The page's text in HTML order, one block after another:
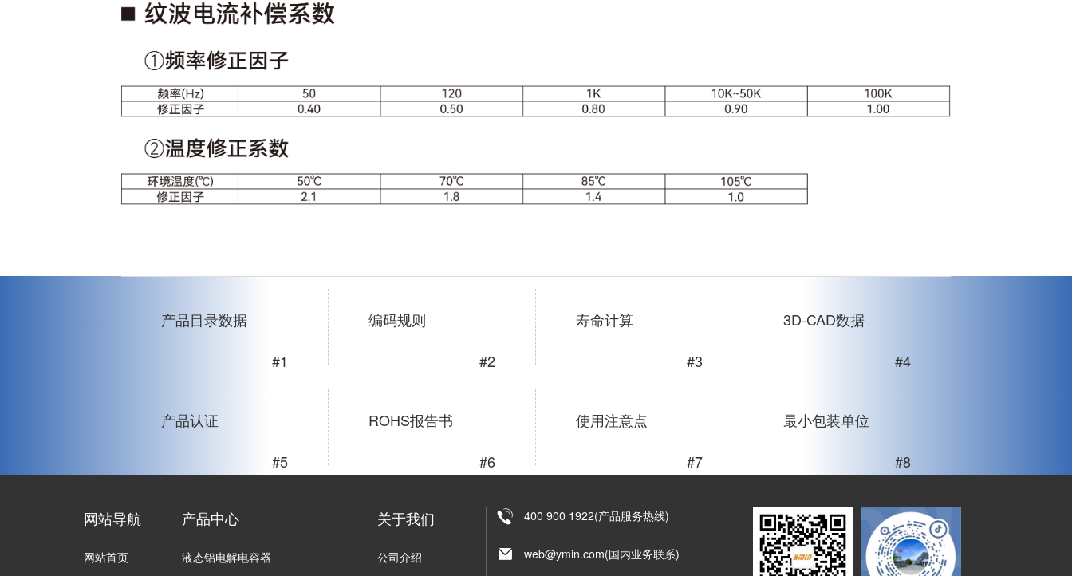
产品目录数据
#1
编码规则
#2
寿命计算
#3
3D-CAD数据
#4
产品认证
#5
ROHS报告书
#6
使用注意点
#7
最小包装单位
#8
网站导航
网站首页
产品中心
液态铝电解电容器
关于我们
公司介绍
400 900 1922(产品服务热线)
web@ymin.com(国内业务联系)